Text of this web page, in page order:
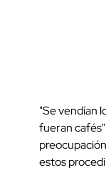
"Se vendían
fueran
estos